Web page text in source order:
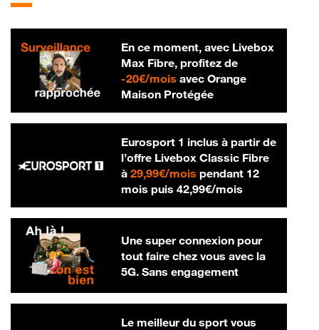
En ce moment, avec Livebox
Max Fibre, profitez de
-20€/mois20 € par mois
avec Orange
Maison Protégée
Eurosport 1 inclus à partir de
l’offre Livebox Classic Fibre
à 29,99€/mois29,99 € par mois
pendant 12
mois puis 42,99€/mois42,99 € par
Une super connexion pour
tout faire chez vous avec la
5G. Sans engagement
Le meilleur du sport vous